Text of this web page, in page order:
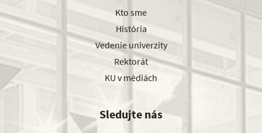
Kto sme
História
Vedenie univerzity
Rektorát
KU v médiách
Sledujte nás